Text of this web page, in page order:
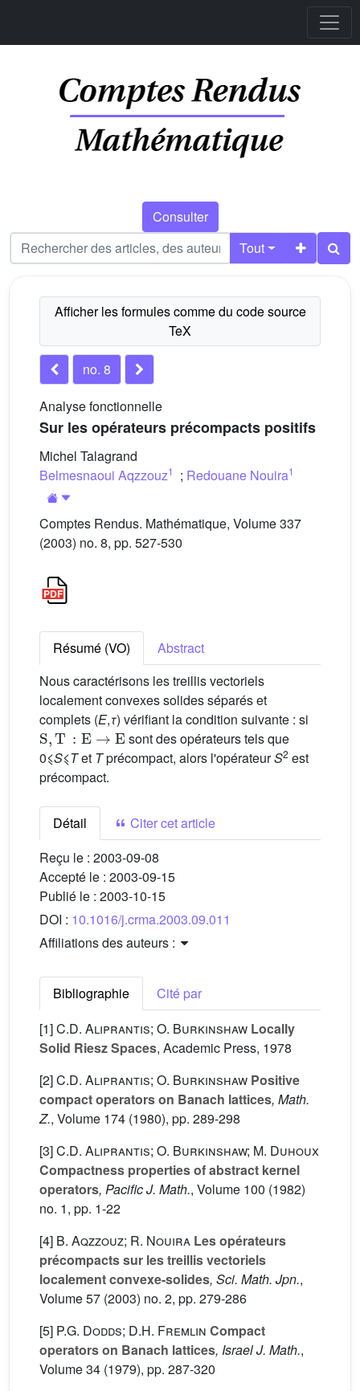
Consulter
Tout
no. 8
Analyse fonctionnelle
Sur les opérateurs précompacts positifs
Michel Talagrand
Belmesnaoui Aqzzouz1 ; Redouane Nouira1
Comptes Rendus. Mathématique, Volume 337
(2003) no. 8, pp. 527-530
Résumé (VO)
Abstract
Nous caractérisons les treillis vectoriels
localement convexes solides séparés et
complets (E,τ) vérifiant la condition suivante : si
S,T:E→E
sont des opérateurs tels que
0⩽S⩽Tet Tprécompact, alors l'opérateurS2 est
précompact.
Détail
Citer cet article
Reçu le : 2003-09-08
Accepté le : 2003-09-15
Publié le : 2003-10-15
DOI : 10.1016/j.crma.2003.09.011
Affiliations des auteurs :
Bibliographie
Cité par
[1]C.D. Aliprantis; O. Burkinshaw Locally
Solid Riesz Spaces, Academic Press, 1978
[2]C.D. Aliprantis; O. Burkinshaw Positive
compact operators on Banach lattices, Math.
Z., Volume 174 (1980), pp. 289-298
[3]C.D. Aliprantis; O. Burkinshaw; M. Duhoux
Compactness properties of abstract kernel
operators, Pacific J. Math., Volume 100 (1982)
no. 1, pp. 1-22
[4] B. Aqzzouz; R. Nouira Les opérateurs
précompacts sur les treillis vectoriels
localement convexe-solides, Sci. Math. Jpn.,
Volume 57 (2003) no. 2, pp. 279-286
[5] P.G. Dodds; D.H. Fremlin Compact
operators on Banach lattices, Israel J. Math.,
Volume 34 (1979), pp. 287-320